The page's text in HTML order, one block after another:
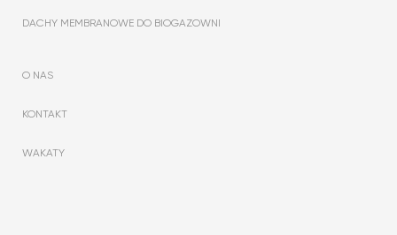
DACHY MEMBRANOWE DO BIOGAZOWNI
O NAS
KONTAKT
WAKATY